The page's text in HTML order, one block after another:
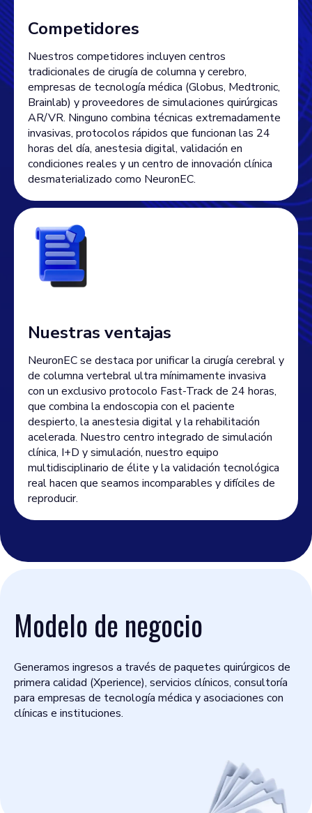
Competidores
Nuestros competidores incluyen centros
tradicionales de cirugía de columna y cerebro,
empresas de tecnología médica (Globus, Medtronic,
Brainlab) y proveedores de simulaciones quirúrgicas
AR/VR. Ninguno combina técnicas extremadamente
invasivas, protocolos rápidos que funcionan las 24
horas del día, anestesia digital, validación en
condiciones reales y un centro de innovación clínica
desmaterializado como NeuronEC.
Nuestras ventajas
NeuronEC se destaca por unificar la cirugía cerebral y
de columna vertebral ultra mínimamente invasiva
con un exclusivo protocolo Fast-Track de 24 horas,
que combina la endoscopia con el paciente
despierto, la anestesia digital y la rehabilitación
acelerada. Nuestro centro integrado de simulación
clínica, I+D y simulación, nuestro equipo
multidisciplinario de élite y la validación tecnológica
real hacen que seamos incomparables y difíciles de
reproducir.
Modelo de negocio
Generamos ingresos a través de paquetes quirúrgicos de
primera calidad (Xperience), servicios clínicos, consultoría
para empresas de tecnología médica y asociaciones con
clínicas e instituciones.